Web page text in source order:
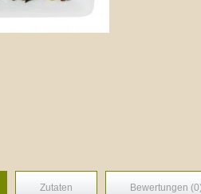
Zutaten Bewertungen